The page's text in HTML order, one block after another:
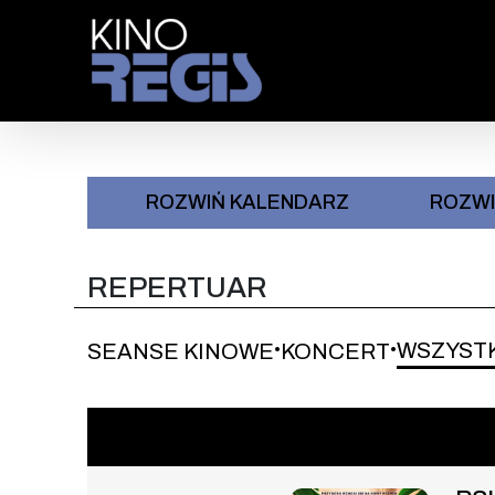
ROZWIŃ KALENDARZ
REPERTUAR
SEANSE KINOWE•KONCERT•
Wydarzenie numer 1: PSI